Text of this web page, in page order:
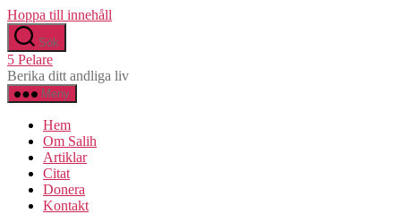
Hoppa till innehåll
Sök
5 Pelare
Berika ditt andliga liv
Meny
Hem
Om Salih
Artiklar
Citat
Donera
Kontakt